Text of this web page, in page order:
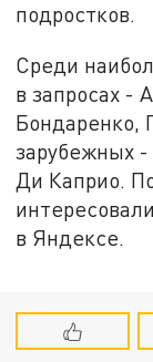
подростков.
Среди
в запросах -
Бондаренко,
зарубежных
Ди Каприо.
в Яндексе.